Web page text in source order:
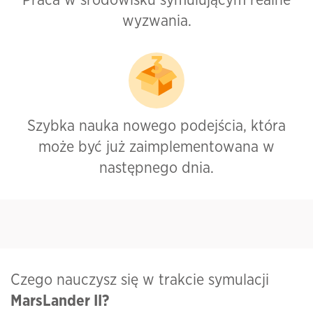
wyzwania.
Szybka nauka nowego podejścia, która
może być już zaimplementowana w
następnego dnia.
Czego nauczysz się w trakcie symulacji
MarsLander II?